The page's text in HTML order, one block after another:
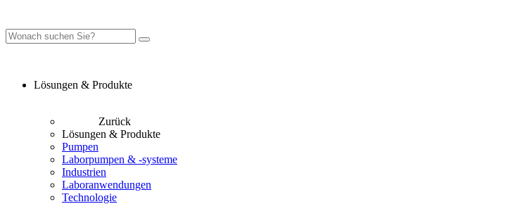
Lösungen & Produkte
Zurück
Lösungen & Produkte
Pumpen
Laborpumpen & -systeme
Industrien
Laboranwendungen
Technologie